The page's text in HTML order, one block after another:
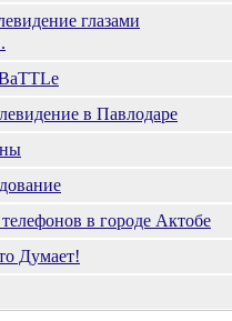
глазами
в Павлодаре
в городе Актобе
Думает!